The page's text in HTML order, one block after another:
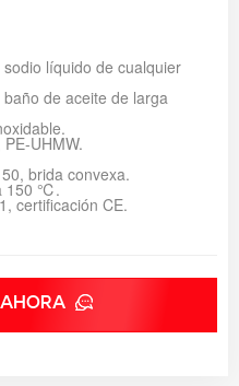
líquido de cualquier
de aceite de larga
UHMW.
brida convexa.
150 ℃.
certificación CE.